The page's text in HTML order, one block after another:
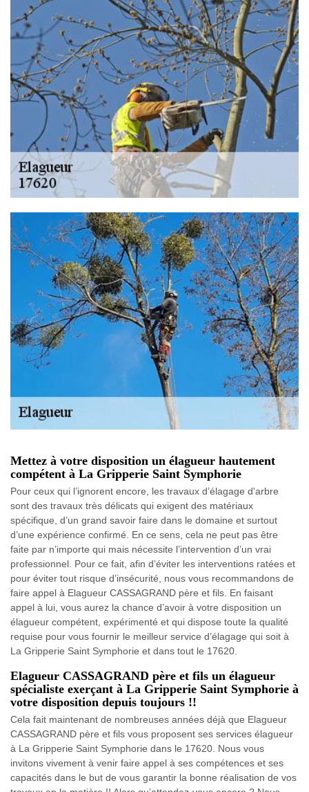
Mettez à votre disposition un élagueur hautement
compétent à La Gripperie Saint Symphorie
Pour ceux qui l’ignorent encore, les travaux d’élagage d'arbre
sont des travaux très délicats qui exigent des matériaux
spécifique, d’un grand savoir faire dans le domaine et surtout
d’une expérience confirmé. En ce sens, cela ne peut pas être
faite par n’importe qui mais nécessite l’intervention d’un vrai
professionnel. Pour ce fait, afin d’éviter les interventions ratées et
pour éviter tout risque d’insécurité, nous vous recommandons de
faire appel à Elagueur CASSAGRAND père et fils. En faisant
appel à lui, vous aurez la chance d’avoir à votre disposition un
élagueur compétent, expérimenté et qui dispose toute la qualité
requise pour vous fournir le meilleur service d’élagage qui soit à
La Gripperie Saint Symphorie et dans tout le 17620.
Elagueur CASSAGRAND père et fils un élagueur
spécialiste exerçant à La Gripperie Saint Symphorie à
votre disposition depuis toujours !!
Cela fait maintenant de nombreuses années déjà que Elagueur
CASSAGRAND père et fils vous proposent ses services élagueur
à La Gripperie Saint Symphorie dans le 17620. Nous vous
invitons vivement à venir faire appel à ses compétences et ses
capacités dans le but de vous garantir la bonne réalisation de vos